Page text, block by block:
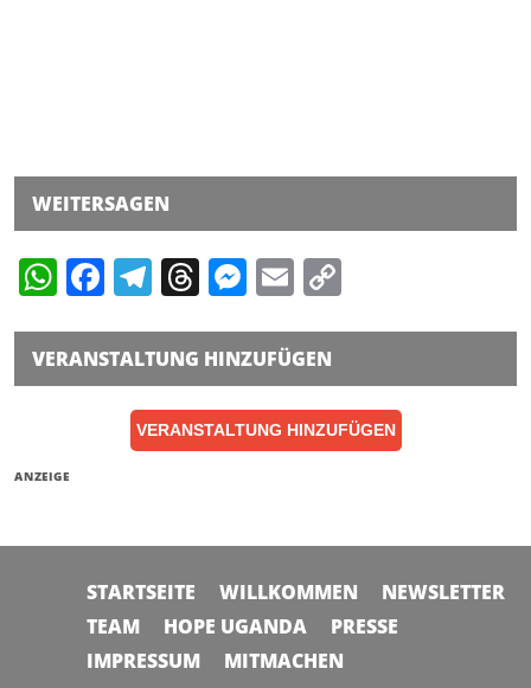
WEITERSAGEN
WhatsApp
Facebook
Telegram
Threads
Messenger
Email
VERANSTALTUNG HINZUFÜGEN
VERANSTALTUNG HINZUFÜGEN
ANZEIGE
STARTSEITE WILLKOMMEN
NEWSLETTER
TEAM
HOPE UGANDA
PRESSE
IMPRESSUM
MITMACHEN